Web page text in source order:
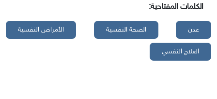
الكلمات المفتاحية:
عدن الصحة النفسية الأمراض النفسية
العلاج النفسي